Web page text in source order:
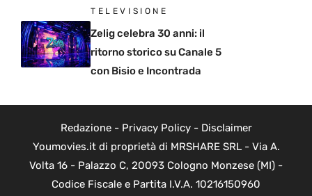
TELEVISIONE
Zelig celebra 30 anni: il
ritorno storico su Canale 5
con Bisio e Incontrada
Redazione- Privacy Policy- Disclaimer
Youmovies.it di proprietà di MRSHARE SRL - Via A.
Volta 16 - Palazzo C, 20093 Cologno Monzese (MI) -
Codice Fiscale e Partita I.V.A. 10216150960